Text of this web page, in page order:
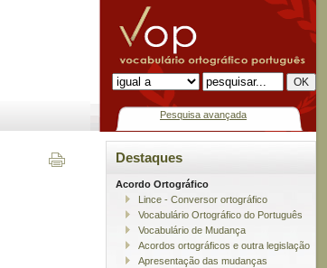
Pesquisa avançada
Destaques
Acordo Ortográfico
Lince - Conversor ortográfico
Vocabulário Ortográfico do Português
Vocabulário de Mudança
Acordos ortográficos e outra legislação
Apresentação das mudanças